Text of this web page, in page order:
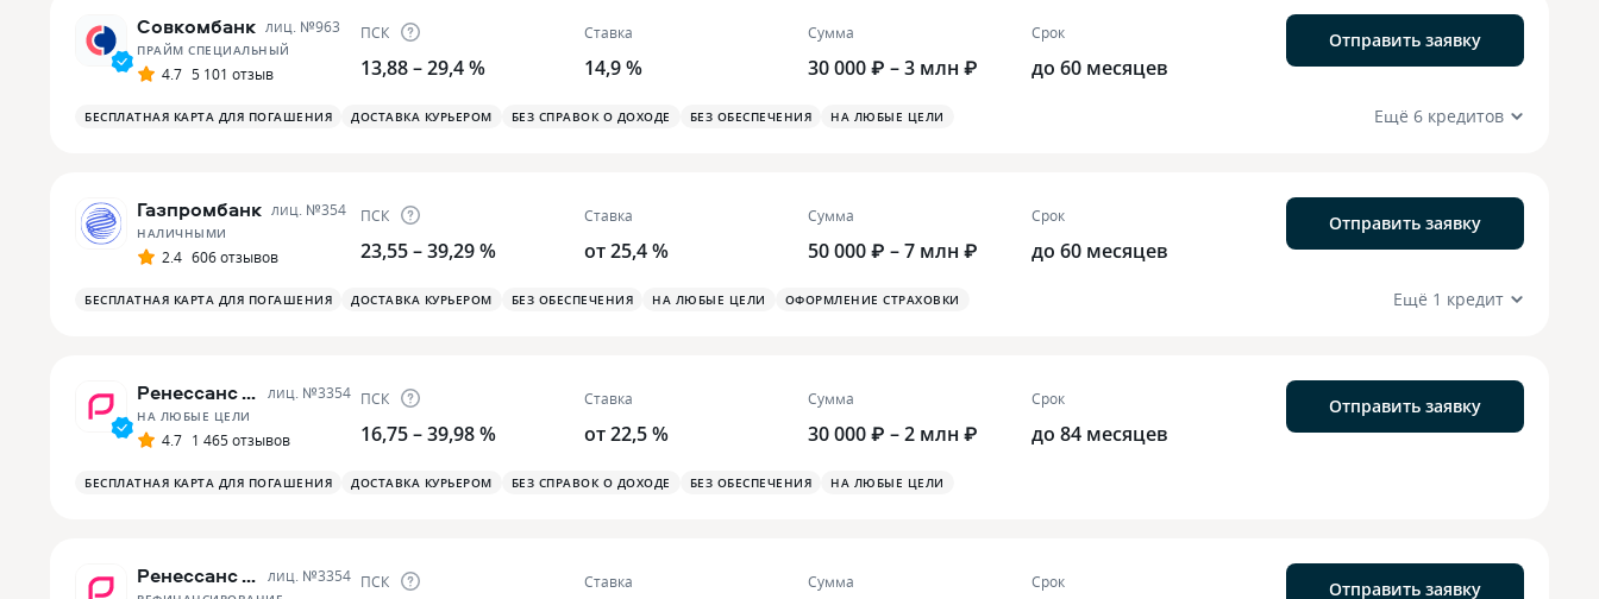
Совкомбанк лиц. №963
ПРАЙМ СПЕЦИАЛЬНЫЙ
4.7 5 101 отзыв
ПСК
13,88 – 29,4 %
Ставка
14,9 %
Сумма
30 000 ₽ – 3 млн ₽
Срок
до 60 месяцев
Отправить заявку
БЕСПЛАТНАЯ КАРТА ДЛЯ ПОГАШЕНИЯ ДОСТАВКА КУРЬЕРОМ БЕЗ СПРАВОК О ДОХОДЕ БЕЗ ОБЕСПЕЧЕНИЯ НА ЛЮБЫЕ ЦЕЛИ Ещё 6 кредитов
Газпромбанк лиц. №354
НАЛИЧНЫМИ
2.4 606 отзывов
ПСК
23,55 – 39,29 %
Ставка
от 25,4 %
Сумма
50 000 ₽ – 7 млн ₽
Срок
до 60 месяцев
Отправить заявку
БЕСПЛАТНАЯ КАРТА ДЛЯ ПОГАШЕНИЯ ДОСТАВКА КУРЬЕРОМ БЕЗ ОБЕСПЕЧЕНИЯ НА ЛЮБЫЕ ЦЕЛИ ОФОРМЛЕНИЕ СТРАХОВКИ Ещё 1 кредит
Ренессанс Банк лиц. №3354
НА ЛЮБЫЕ ЦЕЛИ
4.7 1 465 отзывов
ПСК
16,75 – 39,98 %
Ставка
от 22,5 %
Сумма
30 000 ₽ – 2 млн ₽
Срок
до 84 месяцев
Отправить заявку
БЕСПЛАТНАЯ КАРТА ДЛЯ ПОГАШЕНИЯ ДОСТАВКА КУРЬЕРОМ БЕЗ СПРАВОК О ДОХОДЕ БЕЗ ОБЕСПЕЧЕНИЯ НА ЛЮБЫЕ ЦЕЛИ
Ренессанс Банк лиц. №3354 ПСК Ставка Сумма Срок Отправить заявку